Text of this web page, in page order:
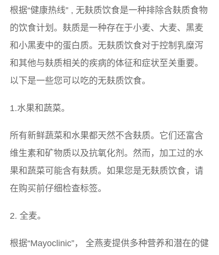
根据“健康热线” , 无麸质饮食是一种排除含麸质食物
的饮食计划。麸质是一种存在于小麦、大麦、黑麦
和小黑麦中的蛋白质。无麸质饮食对于控制乳糜泻
和其他与麸质相关的疾病的体征和症状至关重要。
以下是一些您可以吃的无麸质饮食。
1.水果和蔬菜。
所有新鲜蔬菜和水果都天然不含麸质。它们还富含
维生素和矿物质以及抗氧化剂。然而，加工过的水
果和蔬菜可能含有麸质。如果您是无麸质饮食，请
在购买前仔细检查标签。
2. 全麦。
根据“Mayoclinic”，
全燕麦提供多种营养和潜在的健